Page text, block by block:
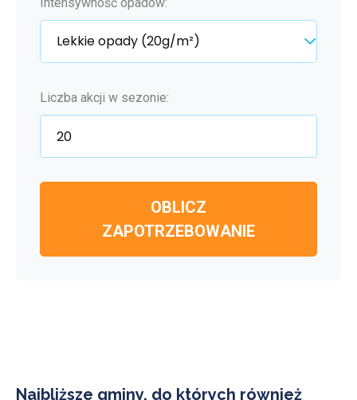
Liczba akcji w sezonie:
OBLICZ
ZAPOTRZEBOWANIE
Najbliższe gminy, do których również